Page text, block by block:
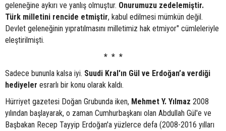
geleneğine aykırı ve yanlış olmuştur. Onurumuzu zedelemiştir.
Türk milletini rencide etmiştir, kabul edilmesi mümkün değil.
Devlet geleneğinin yıpratılmasını milletimiz hak etmiyor" cümleleriyle
eleştirilmişti.
* * *
Sadece bununla kalsa iyi. Suudi Kral'ın Gül ve Erdoğan’a verdiği
hediyeler esrarlı bir konu olarak kaldı.
Hürriyet gazetesi Doğan Grubunda iken, Mehmet Y. Yılmaz 2008
yılından başlayarak, o zaman Cumhurbaşkanı olan Abdullah Gül'e ve
Başbakan Recep Tayyip Erdoğan'a yüzlerce defa (2008-2016 yılları